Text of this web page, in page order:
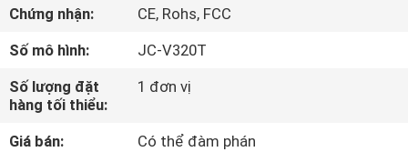
THAM
QUAN
NHÀ
MÁY
Chứng nhận:
CE, Rohs, FCC
Số mô hình:
JC-V320T
Số lượng đặt
hàng tối thiểu:
1 đơn vị
Giá bán:
Có thể đàm phán